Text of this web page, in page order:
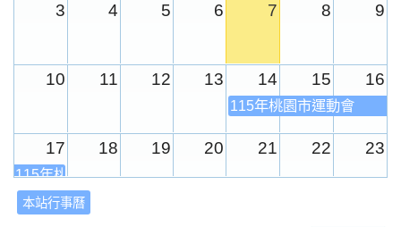
3 4 5 6 7 8 9
10 11 12 13 14 15 16
115年桃園市運動會
17 18 19 20 21 22 23
115年桃園市運動會
24
本站行事曆